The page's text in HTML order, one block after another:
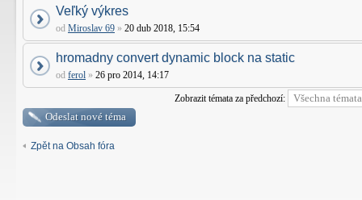
Veľký výkres
od Miroslav 69 » 20 dub 2018, 15:54
hromadny convert dynamic block na static
od ferol » 26 pro 2014, 14:17
Zobrazit témata za předchozí:
Odeslat nové téma
Zpět na Obsah fóra